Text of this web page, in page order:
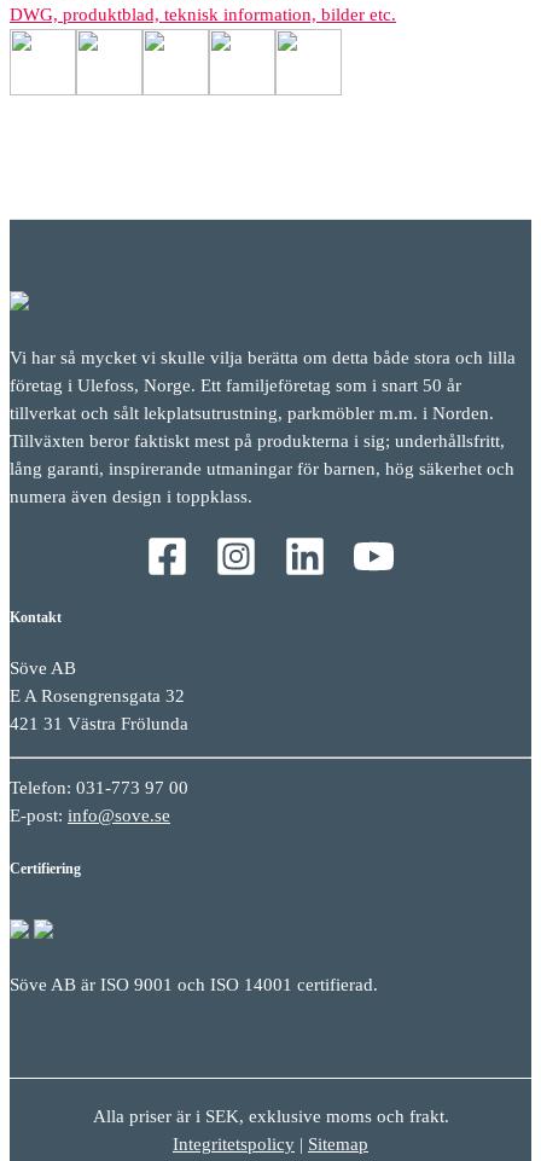
DWG, produktblad, teknisk information, bilder etc.
Vi har så mycket vi skulle vilja berätta om detta både stora och lilla
företag i Ulefoss, Norge. Ett familjeföretag som i snart 50 år
tillverkat och sålt lekplatsutrustning, parkmöbler m.m. i Norden.
Tillväxten beror faktiskt mest på produkterna i sig; underhållsfritt,
lång garanti, inspirerande utmaningar för barnen, hög säkerhet och
numera även design i toppklass.
Kontakt
Söve AB
E A Rosengrensgata 32
421 31 Västra Frölunda
Telefon: 031-773 97 00
E-post: info@sove.se
Certifiering
Söve AB är ISO 9001 och ISO 14001 certifierad.
Alla priser är i SEK, exklusive moms och frakt.
Integritetspolicy | Sitemap